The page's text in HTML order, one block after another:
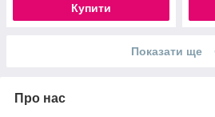
Купити
Показати ще
Про нас